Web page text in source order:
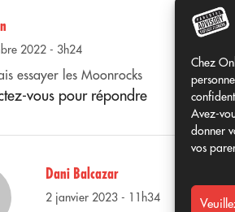
Chez
Avez-
donner
vos
2022 - 3h24
essayer les Moonrocks
vous pour répondre
Dani Balcazar
2 janvier 2023 - 11h34